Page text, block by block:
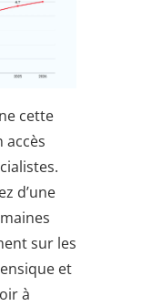
cette
d’une
sur les
et
à